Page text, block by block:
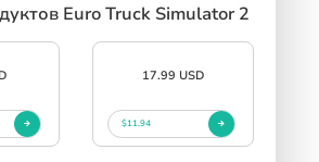
Euro Truck Simulator 2
17.99 USD
$11.94